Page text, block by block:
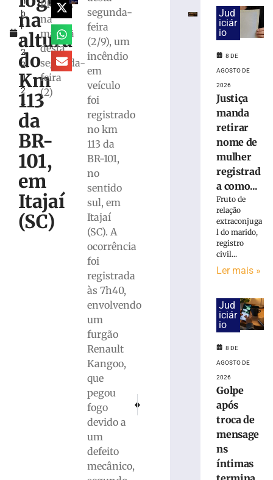
b
r
o
2,
2
0
2
4
na
altura
do
Km
113
da
BR-
101,
em
Itajaí
(SC)
PRF/SC
na
manhã
desta
segunda-
feira
(2)
segunda-
feira
(2/9), um
incêndio
em
veículo
foi
registrado
no km
113 da
BR-101,
no
sentido
sul, em
Itajaí
(SC). A
ocorrência
foi
registrada
às 7h40,
envolvendo
um
furgão
Renault
Kangoo,
que
pegou
fogo
devido a
um
defeito
mecânico,
Mercado eleva para 2,46%
Guarani Futsal está nas semifinais do
exige
transferências
bancárias
apresentar
problemas
Homem
tropeça
calçada,
Bento
Jud
iciár
io
8 DE
AGOSTO DE
2026
Justiça
manda
retirar
nome de
mulher
registrad
a como...
Fruto de
relação
extraconjuga
l do marido,
registro
civil...
Ler mais »
Jud
iciár
io
8 DE
AGOSTO DE
2026
Golpe
após
troca de
mensage
ns
íntimas